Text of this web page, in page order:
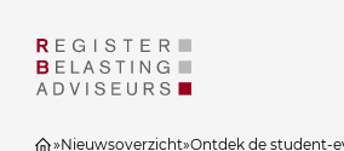
»Nieuwsoverzicht»Ontdek de student-